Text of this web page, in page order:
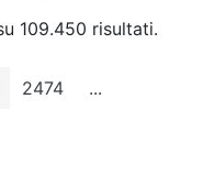
109.450 risultati.
Pagina
2474 ...Pagine